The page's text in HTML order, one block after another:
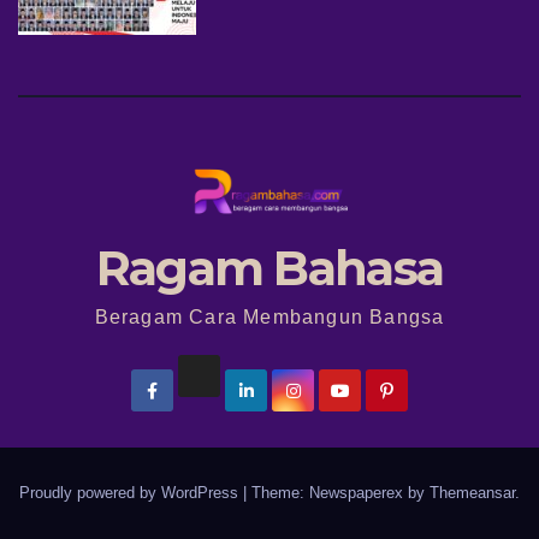
Ragam Bahasa
Beragam Cara Membangun Bangsa
Proudly powered by WordPress Theme: Newspaperex by Themeansar.